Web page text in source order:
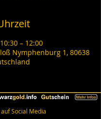
– 12:00
Nymphenburg 1, 80638
Social Media